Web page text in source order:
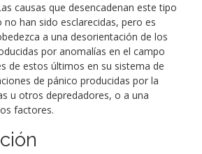
causas que desencadenan este tipo
han sido esclarecidas, pero es
a una desorientación de los
por anomalías en el campo
de estos últimos en su sistema de
de pánico producidas por la
u otros depredadores, o a una
factores.